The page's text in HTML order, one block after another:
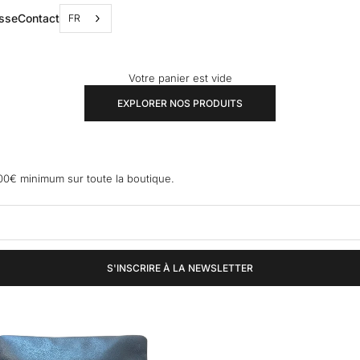
Contact FR
Votre panier est vide
EXPLORER NOS PRODUITS
minimum sur toute la boutique.
S'INSCRIRE À LA NEWSLETTER